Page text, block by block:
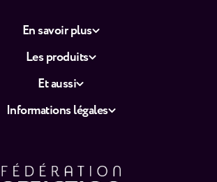
En savoir plus
Les produits
Et aussi
Informations légales